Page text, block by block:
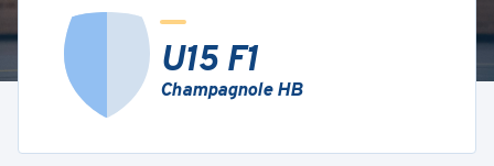
U15 F1
Champagnole HB